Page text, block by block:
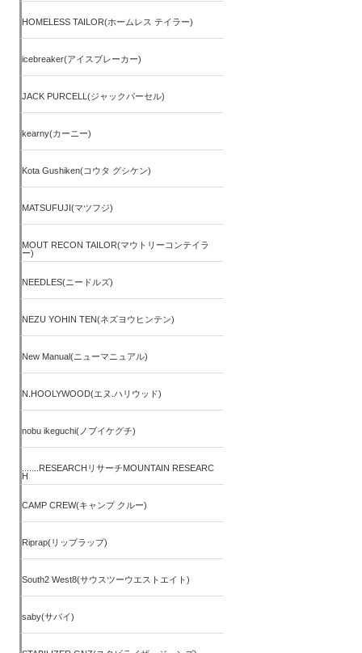
HOMELESS TAILOR(ホームレス テイラー)
icebreaker(アイスブレーカー)
JACK PURCELL(ジャックパーセル)
kearny(カーニー)
Kota Gushiken(コウタ グシケン)
MATSUFUJI(マツフジ)
MOUT RECON TAILOR(マウトリーコンテイラ
ー)
NEEDLES(ニードルズ)
NEZU YOHIN TEN(ネズヨウヒンテン)
New Manual(ニューマニュアル)
N.HOOLYWOOD(エヌ.ハリウッド)
nobu ikeguchi(ノブイケグチ)
.......RESEARCHリサーチMOUNTAIN RESEARC
H
CAMP CREW(キャンプ クルー)
Riprap(リップラップ)
South2 West8(サウスツーウエストエイト)
saby(サバイ)